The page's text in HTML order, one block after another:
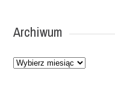
Archiwum
Archiwum